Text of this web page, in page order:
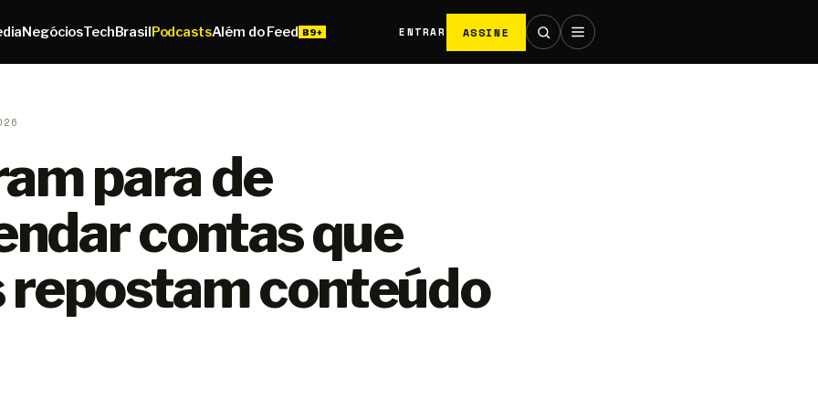
NegóciosTechBrasilPodcastsAlém do Feed ENTRAR ASSINE
para de
contas que
repostam conteúdo